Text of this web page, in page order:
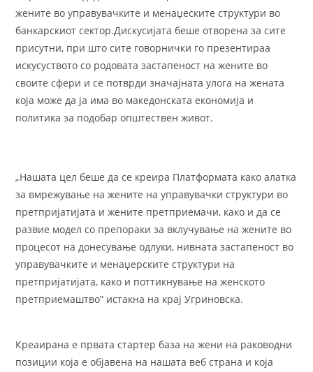
жените во управувачките и менаџеските структури во
банкарскиот сектор.Дискусијата беше отворена за сите
присутни, при што сите говорнички го презентираа
искусуството со родовата застапеност на жените во
своите сфери и се потврди значајната улога на жената
која може да ја има во македонската економија и
политика за подобар општествен живот.
„Нашата цел беше да се креира Платформата како алатка
за вмрежување на жените на управувачки структури во
претпријатијата и жените претприемачи, како и да се
развие модел со препораки за вклучување на жените во
процесот на донесување одлуки, нивната застапеност во
управувачките и менаџерските структури на
претпријатијата, како и поттикнување на женското
претприемаштво” истакна на крај Угриновска.
Креаирана е првата стартер база на жени на раководни
позиции која е објавена на нашата веб страна и која